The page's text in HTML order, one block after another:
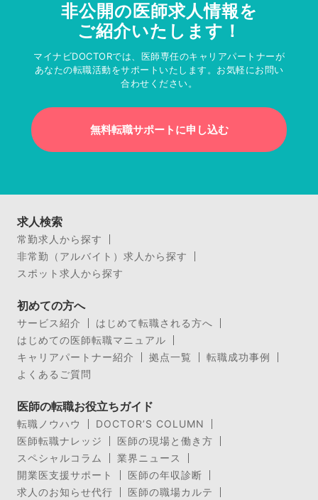
非公開の医師求人情報を
ご紹介いたします！
マイナビDOCTORでは、医師専任のキャリアパートナーが
あなたの転職活動をサポートいたします。お気軽にお問い
合わせください。
無料転職サポートに申し込む
求人検索
常勤求人から探す
非常勤（アルバイト）求人から探す
スポット求人から探す
初めての方へ
サービス紹介
はじめて転職される方へ
はじめての医師転職マニュアル
キャリアパートナー紹介
拠点一覧
転職成功事例
よくあるご質問
医師の転職お役立ちガイド
転職ノウハウ
DOCTOR’S COLUMN
医師転職ナレッジ
医師の現場と働き方
スペシャルコラム
業界ニュース
開業医支援サポート
医師の年収診断
求人のお知らせ代行
医師の職場カルテ